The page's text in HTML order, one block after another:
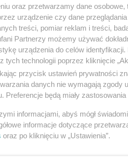
13 Obserwuj notkę
Kultura
Uświetnił rocznicę
oraz przetwarzamy dane
urządzenie czy dane
treści, pomiar reklam i treści,
Partnerzy możemy używać
urządzenia do celów
tych technologii poprzez kliknięcie
przycisk ustawień prywatności
danych nie wymagają
Preferencje będą miały
informacjami, abyś mógł
informacje dotyczące
oraz po kliknięciu w „Ustawienia”.